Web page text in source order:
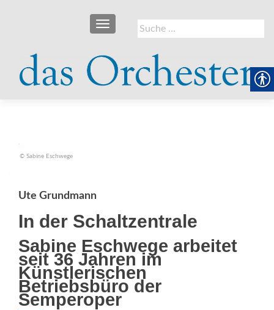
Suche
nach:
SCHALTE NAVIGATION
© Sabine Eschwege
Ute Grundmann
In der Schaltzentrale
Sabine Eschwege arbeitet
seit 36 Jahren im
Künstlerischen
Betriebsbüro der
Semperoper